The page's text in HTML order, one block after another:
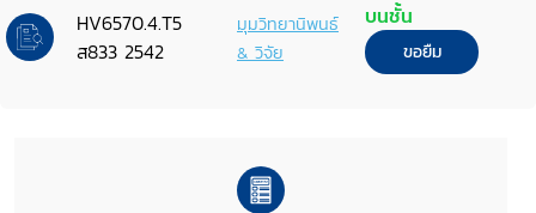
HV6570.4.T5
ส833 2542
มุมวิทยานิพนธ์
& วิจัย
บนชั้น
ขอยืม